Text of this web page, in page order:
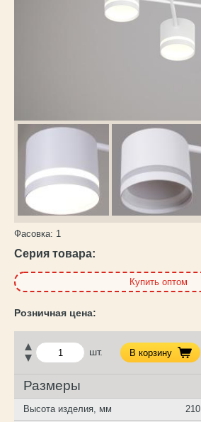
Фасовка: 1
Серия товара:
Купить оптом
шт. В корзину
Размеры
Высота изделия, мм 210